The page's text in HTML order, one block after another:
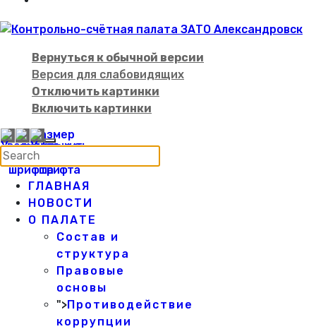
Вернуться к обычной версии
Версия для слабовидящих
Отключить картинки
Включить картинки
ГЛАВНАЯ
НОВОСТИ
О ПАЛАТЕ
Состав и
структура
Правовые
основы
">Противодействие
коррупции